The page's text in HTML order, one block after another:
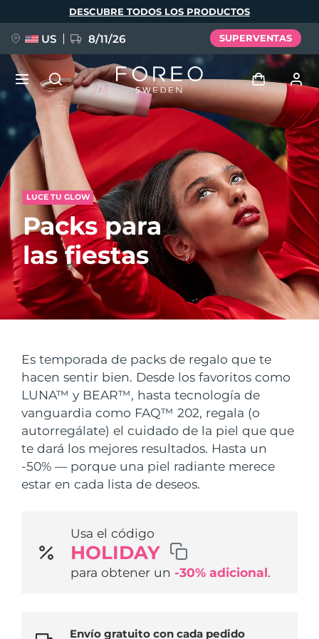
LUCE TU GLOW
Packs para
las fiestas
Es temporada de packs de regalo que te
hacen sentir bien. Desde los favoritos como
LUNA™ y BEAR™, hasta tecnología de
vanguardia como FAQ™ 202, regala (o
autorregálate) el cuidado de la piel que que
te dará los mejores resultados. Hasta un
-50% — porque una piel radiante merece
estar en cada lista de deseos.
Usa el código
HOLIDAY
para obtener un -30% adicional.
Envío gratuito con cada pedido
DESCUBRE TODOS LOS PRODUCTOS
US 8/11/26 SUPERVENTAS
Iniciar sesión
Perfil de usuario
Mis dispositivos
Mis pedidos
Mis direcciones
Mis suscripciones
NUEVO
FAQ™ Pure Beauty-Tech Elixir
BREAKING NEWS
issa™ Teeth Whitening Set
FAQ™ Dual LED Panel
POPULAR
Idioma
English Deutsch
Español
Français
Italiano
Português
Polski
Svenska
Русский
Türkçe
简体中文 繁體中文
País de envío
Estados Unidos Entrega prevista8/11/26
Reino Unido Entrega prevista
España Entrega prevista8/10/26
Australia Entrega prevista8/13/26
Alemania
Entrega prevista 8/14/26
Australia Entrega prevista